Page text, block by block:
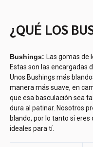
¿QUÉ LOS
Bushings: Las gomas de
Estas son las encargadas
Unos Bushings más
manera más suave, en
que esa basculación sea
dura al patinar. Nosotros
blando, por lo tanto si
ideales para tí.